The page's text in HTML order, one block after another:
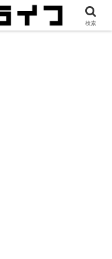
検索